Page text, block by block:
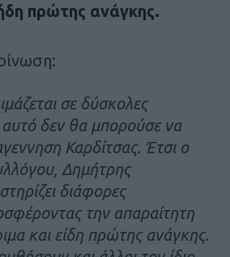
πρώτης ανάγκης.
σε δύσκολες
αυτό δεν θα μπορούσε να
Καρδίτσας. Έτσι ο
Δημήτρης
διάφορες
την απαραίτητη
και είδη πρώτης ανάγκης.